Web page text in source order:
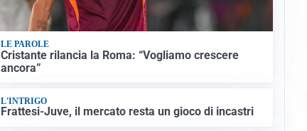
LE PAROLE
Cristante rilancia la Roma: “Vogliamo crescere
ancora”
L'INTRIGO
Frattesi-Juve, il mercato resta un gioco di incastri